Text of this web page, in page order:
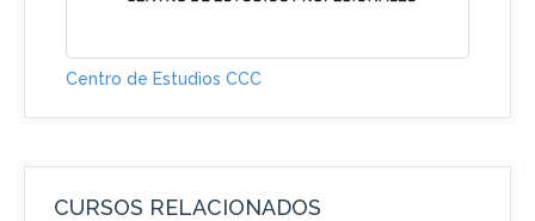
Centro de Estudios CCC
CURSOS RELACIONADOS